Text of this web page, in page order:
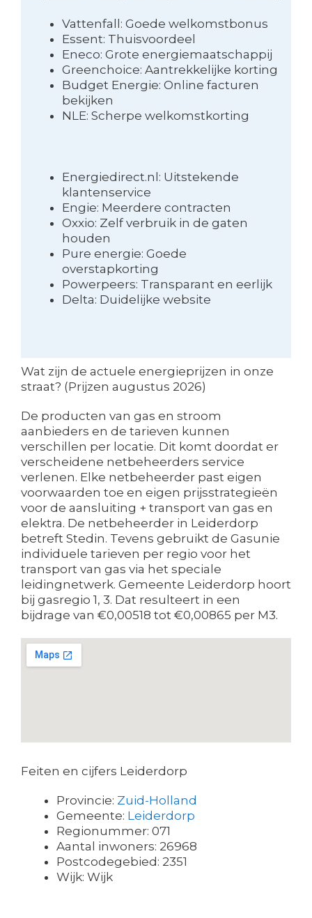
Vattenfall: Goede welkomstbonus
Essent: Thuisvoordeel
Eneco: Grote energiemaatschappij
Greenchoice: Aantrekkelijke korting
Budget Energie: Online facturen
bekijken
NLE: Scherpe welkomstkorting
Energiedirect.nl: Uitstekende
klantenservice
Engie: Meerdere contracten
Oxxio: Zelf verbruik in de gaten
houden
Pure energie: Goede
overstapkorting
Powerpeers: Transparant en eerlijk
Delta: Duidelijke website
Wat zijn de actuele energieprijzen in onze
straat? (Prijzen augustus 2026)
De producten van gas en stroom
aanbieders en de tarieven kunnen
verschillen per locatie. Dit komt doordat er
verscheidene netbeheerders service
verlenen. Elke netbeheerder past eigen
voorwaarden toe en eigen prijsstrategieën
voor de aansluiting + transport van gas en
elektra. De netbeheerder in Leiderdorp
betreft Stedin. Tevens gebruikt de Gasunie
individuele tarieven per regio voor het
transport van gas via het speciale
leidingnetwerk. Gemeente Leiderdorp hoort
bij gasregio 1, 3. Dat resulteert in een
bijdrage van €0,00518 tot €0,00865 per M3.
Feiten en cijfers Leiderdorp
Provincie: Zuid-Holland
Gemeente: Leiderdorp
Regionummer: 071
Aantal inwoners: 26968
Postcodegebied: 2351
Wijk: Wijk